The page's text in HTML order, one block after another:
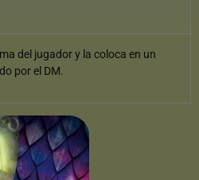
del jugador y la coloca en un
por el DM.